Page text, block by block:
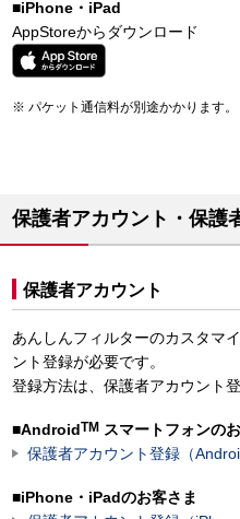
■iPhone・iPad
AppStoreからダウンロード
パケット通信料が別途かかります。
保護者アカウント・保護
保護者アカウント
あんしんフィルターのカスタマ
ント登録が必要です。
登録方法は、保護者アカウント
■AndroidTM スマートフォンの
保護者アカウント登録（
■iPhone・iPadのお客さま